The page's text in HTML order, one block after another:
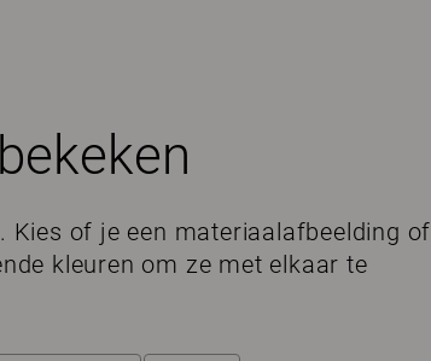
Kies of je een materiaalafbeelding of
kleuren om ze met elkaar te